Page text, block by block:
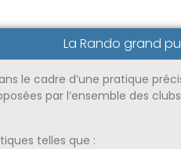
La Rando grand
le cadre d’une pratique
par l’ensemble des
telles que :